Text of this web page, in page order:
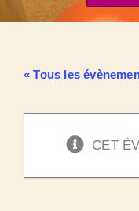
« Tous les
CET